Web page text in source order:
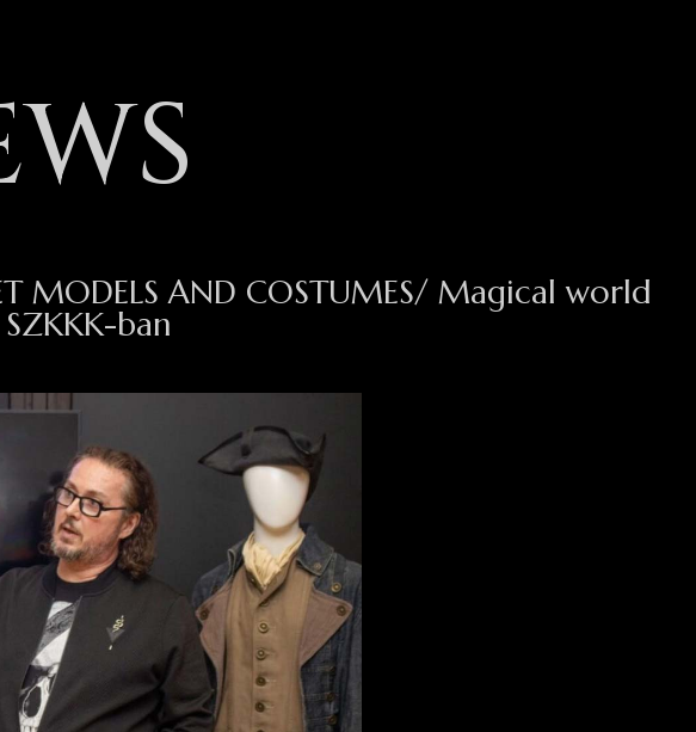
MODELS AND COSTUMES/ Magical world
ban